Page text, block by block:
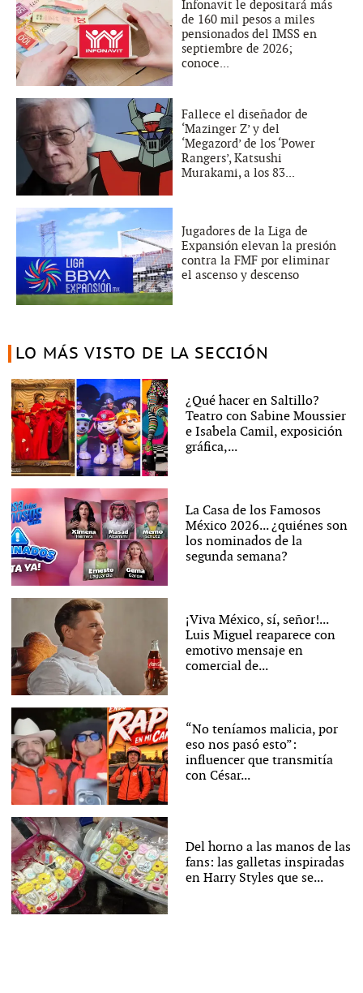
Infonavit le depositará más
de 160 mil pesos a miles
pensionados del IMSS en
septiembre de 2026;
conoce...
Fallece el diseñador de
‘Mazinger Z’ y del
‘Megazord’ de los ‘Power
Rangers’, Katsushi
Murakami, a los 83...
Jugadores de la Liga de
Expansión elevan la presión
contra la FMF por eliminar
el ascenso y descenso
LO MÁS VISTO DE LA SECCIÓN
¿Qué hacer en Saltillo?
Teatro con Sabine Moussier
e Isabela Camil, exposición
gráfica,...
La Casa de los Famosos
México 2026... ¿quiénes son
los nominados de la
segunda semana?
¡Viva México, sí, señor!...
Luis Miguel reaparece con
emotivo mensaje en
comercial de...
“No teníamos malicia, por
eso nos pasó esto”:
influencer que transmitía
con César...
Del horno a las manos de las
fans: las galletas inspiradas
en Harry Styles que se...